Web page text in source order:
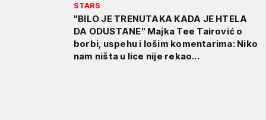
STARS
"BILO JE TRENUTAKA KADA JE HTELA
DA ODUSTANE" Majka Tee Tairović o
borbi, uspehu i lošim komentarima: Niko
nam ništa u lice nije rekao...